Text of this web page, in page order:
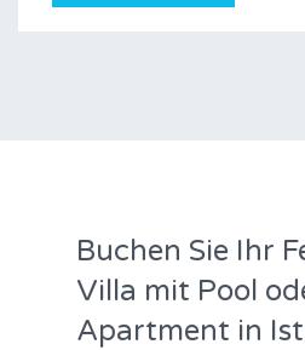
Buchen Sie Ihr
Villa mit Pool
Apartment in